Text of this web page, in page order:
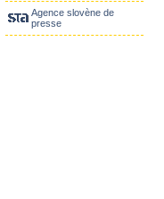
Agence slovène de
presse